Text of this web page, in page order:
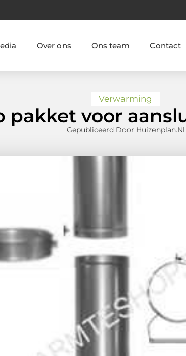
Over ons Ons team Contact
Verwarming
pakket voor
Gepubliceerd Door Huizenplan.nl